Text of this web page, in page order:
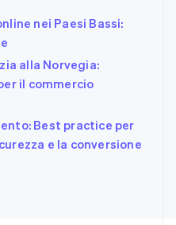
nei Paesi Bassi:
alla Norvegia:
il commercio
Best practice per
e la conversione